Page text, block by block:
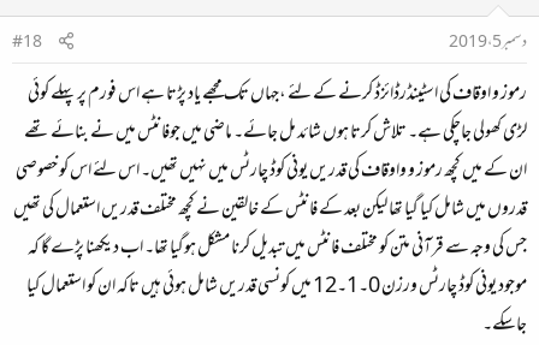
دسمبر 5، 2019
#18
رموز و اوقاف کی اسٹینڈرڈائزڈ کرنے کے لئے ،جہاں تک مجھے یاد پڑتا ہے اس فورم پر پہلے کوئی
لڑی کھولی جاچکی ہے۔ تلاش کرتا ہوں شائد مل جائے۔ ماضی میں جوفانٹس میں نے بنائے تھے
ان کے میں کچھ رموز و واوقاف کی قدریں یونی کوڈ چارٹس میں نہیں تھیں۔ اس لئے اس کو خصوصی
قدروں میں شامل کیا گیا تھا لیکن بعد کے فانٹس کے خالقین نے کچھ مختلف قدریں استعمال کی تھیں
جس کی وجہ سے قرآنی متن کو مختلف فانٹس میں تبدیل کرنا مشکل ہوگیا تھا۔ اب دیکھنا پڑے گا کہ
موجود یونی کوڈ چارٹس ورزن 0۔1۔12 میں کونسی قدریں شامل ہوئی ہیں تاکہ ان کو استعمال کیا
جاسکے۔